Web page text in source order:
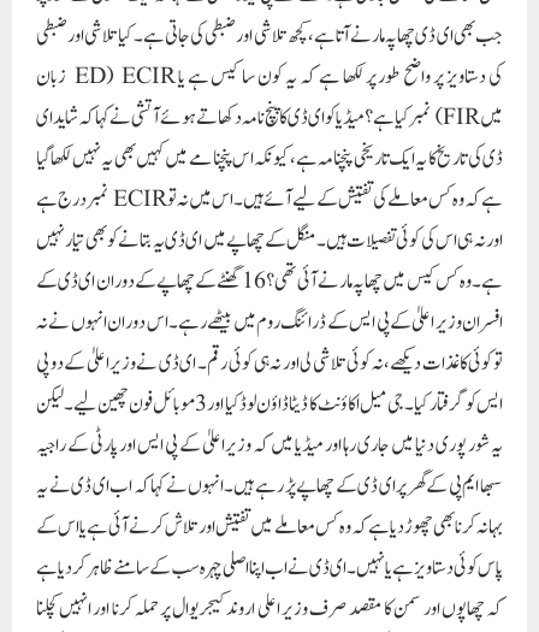
جب بھی ای ڈی چھاپہ مارنے آتا ہے، کچھ تلاشی اور ضبطی کی جاتی ہے۔ کیا تلاشی اور ضبطی
کی دستاویز پر واضح طور پر لکھا ہے کہ یہ کون سا کیس ہے یا ECIR (ED زبان
میں FIR) نمبر کیا ہے؟میڈیا کو ای ڈی کا پنچ نامہ دکھاتے ہوئے آتشی نے کہا کہ شاید ای
ڈی کی تاریخ کا یہ ایک تاریخی پنچنامہ ہے، کیونکہ اس پنچنامے میں کہیں بھی یہ نہیں لکھا گیا
ہے کہ وہ کس معاملے کی تفتیش کے لیے آئے ہیں۔ اس میں نہ تو ECIR نمبر درج ہے
اور نہ ہی اس کی کوئی تفصیلات ہیں۔ منگل کے چھاپے میں ای ڈی یہ بتانے کو بھی تیار نہیں
ہے۔وہ کس کیس میں چھاپہ مارنے آئی تھی؟ 16 گھنٹے کے چھاپے کے دوران ای ڈی کے
افسران وزیر اعلیٰ کے پی ایس کے ڈرائنگ روم میں بیٹھے رہے۔ اس دوران انہوں نے نہ
تو کوئی کاغذات دیکھے، نہ کوئی تلاشی لی اور نہ ہی کوئی رقم ۔ ای ڈی نے وزیراعلیٰ کے دو پی
ایس کو گرفتار کیا۔جی میل اکاؤنٹ کا ڈیٹا ڈاؤن لوڈ کیا اور 3 موبائل فون چھین لیے۔ لیکن
یہ شور پوری دنیا میں جاری رہا اور میڈیا میں کہ وزیراعلیٰ کے پی ایس اور پارٹی کے راجیہ
سبھا ایم پی کے گھر پر ای ڈی کے چھاپے پڑ رہے ہیں۔انہوں نے کہا کہ اب ای ڈی نے یہ
بہانہ کرنا بھی چھوڑ دیا ہے کہ وہ کس معاملے میں تفتیش اور تلاش کرنے آئی ہے یا اس کے
پاس کوئی دستاویز ہے یا نہیں۔ ای ڈی نے اب اپنا اصلی چہرہ سب کے سامنے ظاہر کر دیا ہے
کہ چھاپوں اور سمن کا مقصد صرف وزیر اعلی اروند کیجریوال پر حملہ کرنا اور انہیں کچلنا